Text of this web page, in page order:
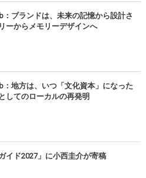
：ブランドは、未来の記憶から設計さ
ーからメモリーデザインへ
：地方は、いつ「文化資本」になった
してのローカルの再発明
イド2027」に小西圭介が寄稿